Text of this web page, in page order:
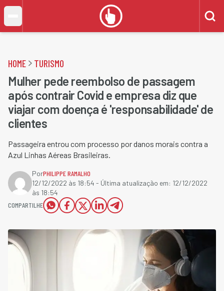
HOME TURISMO
Mulher pede reembolso de passagem
após contrair Covid e empresa diz que
viajar com doença é 'responsabilidade' de
clientes
Passageira entrou com processo por danos morais contra a
Azul Linhas Aéreas Brasileiras.
PorPHILIPPE RAMALHO
12/12/2022 às 18:54 - Última atualização em: 12/12/2022
às 18:54
COMPARTILHE